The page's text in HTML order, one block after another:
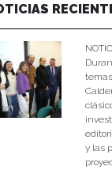
y las